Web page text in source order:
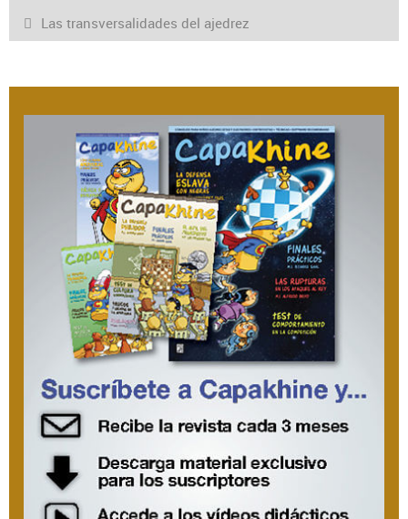
Las transversalidades del ajedrez